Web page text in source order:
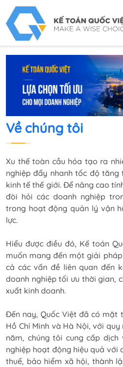
Về chúng tôi
Xu thế toàn cầu hóa tạo ra
nghiệp đẩy nhanh tốc độ tăng
kinh tế thế giới. Để nâng cao
đòi hỏi các doanh nghiệp
trong hoạt động quản lý vận
lực.
Hiểu được điều đó, Kế toán
muốn mang đến một giải
cả các vấn đề liên quan đến
doanh nghiệp tối ưu thời gian,
xuất kinh doanh.
Đến nay, Quốc Việt đã có mặt
Hồ Chí Minh và Hà Nội, với quy
năm, chúng tôi cung cấp dịch
nghiệp hoạt động hiệu quả với
thuế, bảo hiểm xã hội, thành